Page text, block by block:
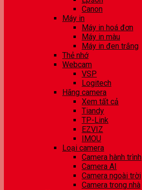
Canon
Máy in
Máy in hoá đơn
Máy in màu
Máy in đen trắng
Thẻ nhớ
Webcam
VSP
Logitech
Hãng camera
Xem tất cả
Tiandy
TP-Link
EZVIZ
IMOU
Loại camera
Camera hành trình
Camera AI
Camera ngoài trời
Camera trong nhà